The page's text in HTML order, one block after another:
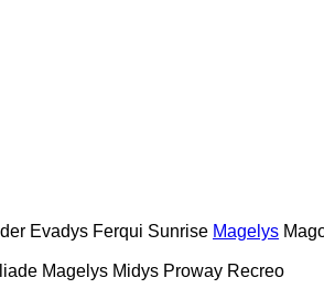
Evadys Ferqui Sunrise Magelys
Iliade Magelys Midys Proway Recreo